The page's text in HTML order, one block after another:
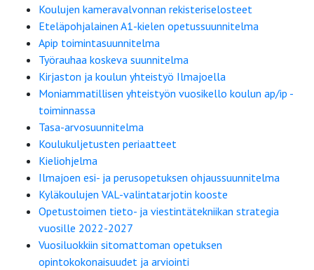
Koulujen kameravalvonnan rekisteriselosteet
Eteläpohjalainen A1-kielen opetussuunnitelma
Apip toimintasuunnitelma
Työrauhaa koskeva suunnitelma
Kirjaston ja koulun yhteistyö Ilmajoella
Moniammatillisen yhteistyön vuosikello koulun ap/ip -
toiminnassa
Tasa-arvosuunnitelma
Koulukuljetusten periaatteet
Kieliohjelma
Ilmajoen esi- ja perusopetuksen ohjaussuunnitelma
Kyläkoulujen VAL-valintatarjotin kooste
Opetustoimen tieto- ja viestintätekniikan strategia
vuosille 2022-2027
Vuosiluokkiin sitomattoman opetuksen
opintokokonaisuudet ja arviointi